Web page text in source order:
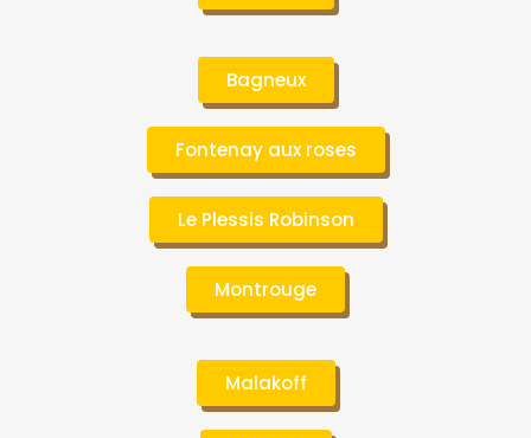
Bagneux
Fontenay aux roses
Le Plessis Robinson
Montrouge
Malakoff